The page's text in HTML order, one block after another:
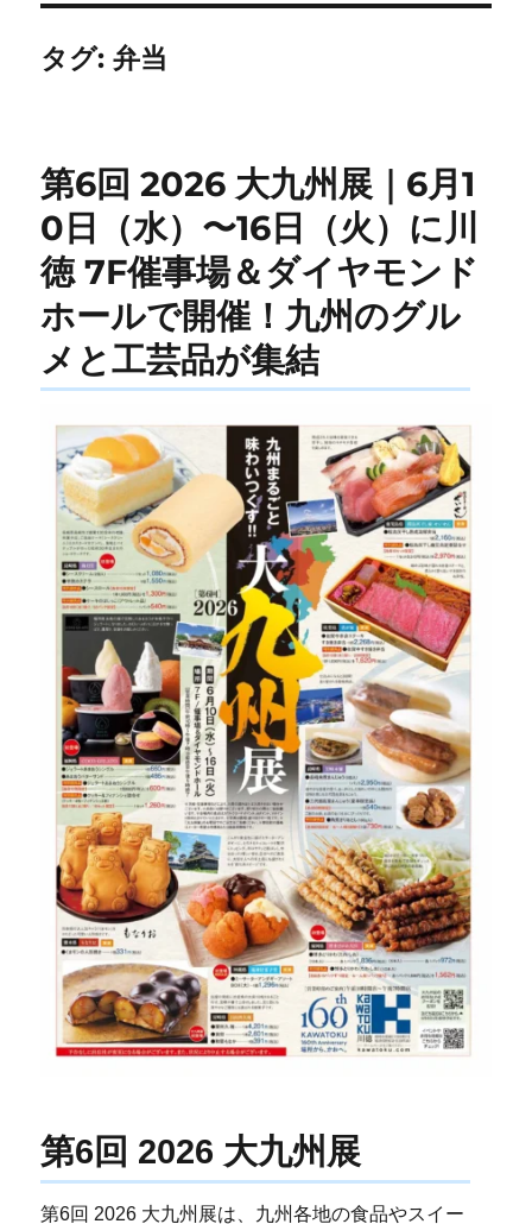
タグ:弁当
第6回 2026 大九州展｜6月1
0日（水）〜16日（火）に川
徳 7F催事場＆ダイヤモンド
ホールで開催！九州のグル
メと工芸品が集結
第6回 2026 大九州展
第6回 2026 大九州展は、九州各地の食品やスイー